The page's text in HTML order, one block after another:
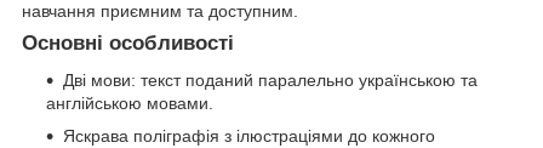
навчання приємним та доступним.
Основні особливості
Дві мови: текст поданий паралельно українською та
англійською мовами.
Яскрава поліграфія з ілюстраціями до кожного